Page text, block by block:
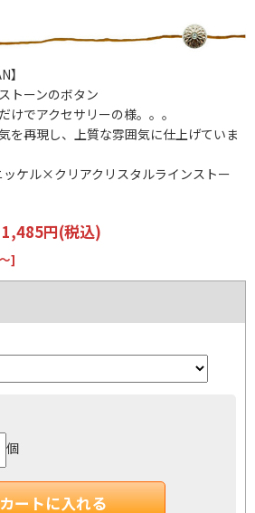
AN】
トーンのボタン
けでアクセサリーの様。。。
を再現し、上質な雰囲気に仕上げていま
ッケル×クリアクリスタルラインストー
1,485円(税込)
]
個